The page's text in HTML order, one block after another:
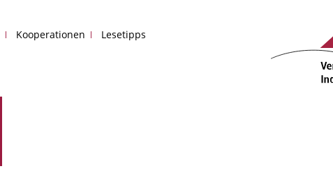
Kooperationen Lesetipps